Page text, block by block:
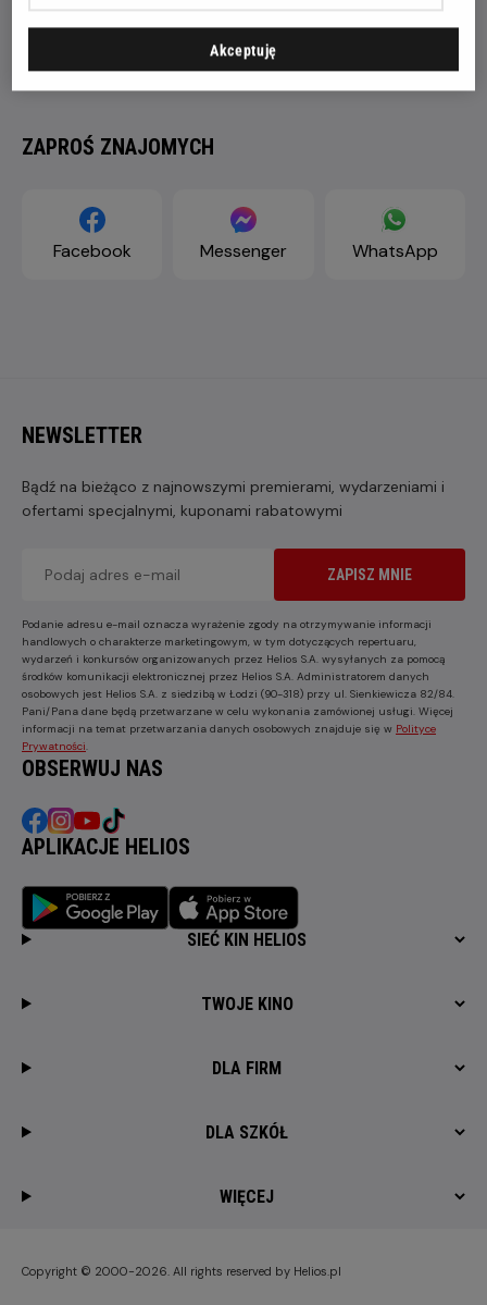
ZAPROŚ ZNAJOMYCH
Facebook Messenger WhatsApp
NEWSLETTER
Bądź na bieżąco z najnowszymi premierami, wydarzeniami i
ofertami specjalnymi, kuponami rabatowymi
ZAPISZ MNIE
Podanie adresu e-mail oznacza wyrażenie zgody na otrzymywanie informacji
handlowych o charakterze marketingowym, w tym dotyczących repertuaru,
wydarzeń i konkursów organizowanych przez Helios S.A. wysyłanych za pomocą
środków komunikacji elektronicznej przez Helios S.A. Administratorem danych
osobowych jest Helios S.A. z siedzibą w Łodzi (90-318) przy ul. Sienkiewicza 82/84.
Pani/Pana dane będą przetwarzane w celu wykonania zamówionej usługi. Więcej
informacji na temat przetwarzania danych osobowych znajduje się w Polityce
Prywatności
OBSERWUJ NAS
APLIKACJE HELIOS
SIEĆ KIN HELIOS
TWOJE KINO
DLA FIRM
DLA SZKÓŁ
WIĘCEJ
Copyright © 2000-2026. All rights reserved by Helios.pl
Akceptuję